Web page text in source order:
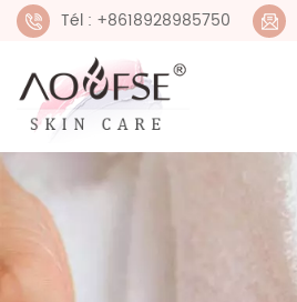
Tél : +8618928985750